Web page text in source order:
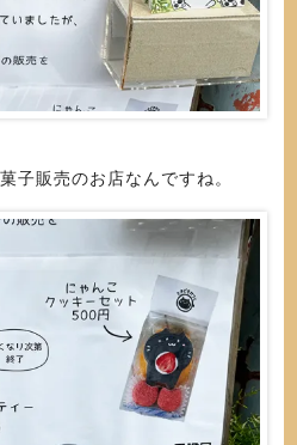
子販売のお店なんですね。